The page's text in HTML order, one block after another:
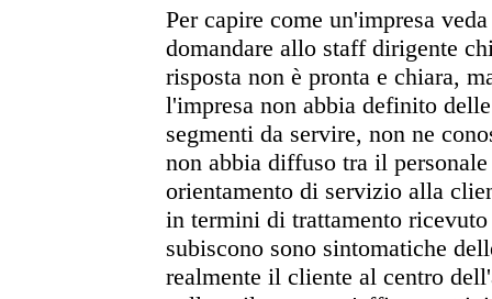
Per capire come un'impresa
domandare allo staff dirigente
risposta non è pronta e chiara,
l'impresa non abbia definito
segmenti da servire, non ne
non abbia diffuso tra il
orientamento di servizio alla
in termini di trattamento
subiscono sono sintomatiche
realmente il cliente al centro